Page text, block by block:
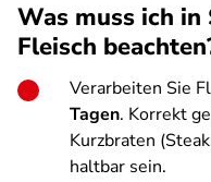
Was muss ich
Fleisch
Verarbeiten Sie
Tagen. Korrekt
Kurzbraten
haltbar sein.